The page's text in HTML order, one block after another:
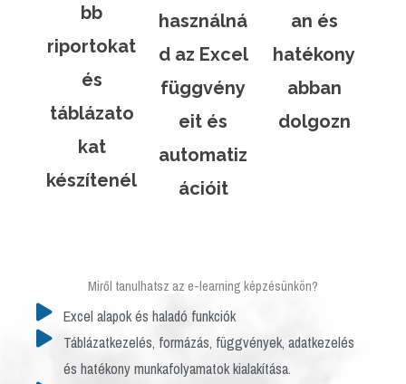
bb
riportokat
és
táblázato
kat
készítenél
használná
d az Excel
függvény
eit és
automatiz
ációit
an és
hatékony
abban
dolgozn
Miről tanulhatsz az e-learning képzésünkön?
Excel alapok és haladó funkciók
Táblázatkezelés, formázás, függvények, adatkezelés
és hatékony munkafolyamatok kialakítása.